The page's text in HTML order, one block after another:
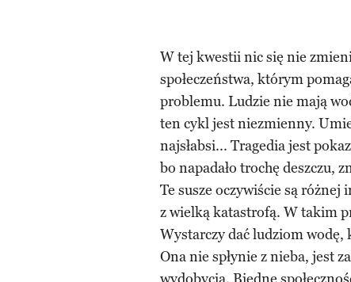
W tej kwestii nic się nie
społeczeństwa, którym
problemu. Ludzie nie mają
ten cykl jest niezmienny.
najsłabsi... Tragedia jest
bo napadało trochę deszczu,
Te susze oczywiście są
z wielką katastrofą. W takim
Wystarczy dać ludziom
Ona nie spłynie z nieba, jest